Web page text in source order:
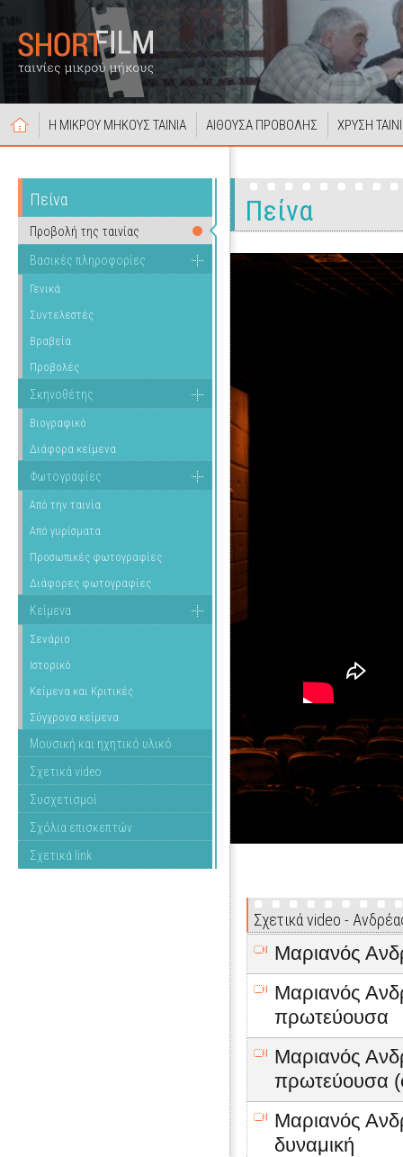
Η ΜΙΚΡΟΥ ΜΗΚΟΥΣ ΤΑΙΝΙΑ ΑΙΘΟΥΣΑ ΠΡΟΒΟΛΗΣ ΧΡΥΣΗ
Πείνα
Προβολή της ταινίας
Βασικές πληροφορίες
Γενικά
Συντελεστές
Βραβεία
Προβολές
Σκηνοθέτης
Βιογραφικό
Διάφορα κείμενα
Φωτογραφίες
Από την ταινία
Από γυρίσματα
Προσωπικές φωτογραφίες
Διάφορες φωτογραφίες
Κείμενα
Σενάριο
Ιστορικό
Κείμενα και Κριτικές
Σύγχρονα κείμενα
Μουσική και ηχητικό υλικό
Σχετικά video
Συσχετισμοί
Σχόλια επισκεπτών
Σχετικά link
Πείνα
Σχετικά video -
Μαριανός
Μαριανός
πρωτεύουσα
Μαριανός
πρωτεύουσα
Μαριανός
δυναμική